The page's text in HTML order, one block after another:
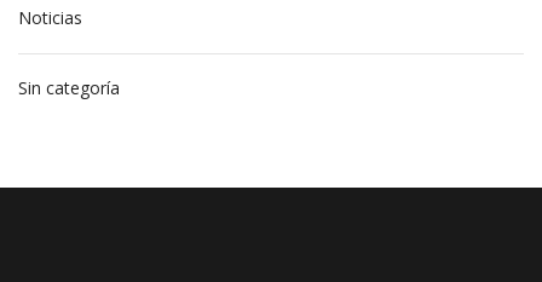
Noticias
Sin categoría